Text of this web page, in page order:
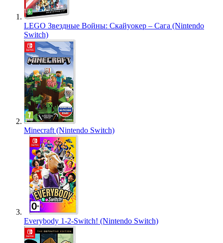
LEGO Звездные Войны: Скайуокер – Сага (Nintendo
Switch)
Minecraft (Nintendo Switch)
Everybody 1-2-Switch! (Nintendo Switch)